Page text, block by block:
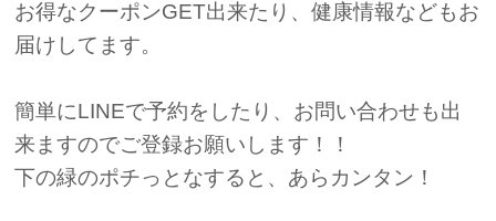
お得なクーポンGET出来たり、健康情報などもお
届けしてます。
簡単にLINEで予約をしたり、お問い合わせも出
来ますのでご登録お願いします！！
下の緑のポチっとなすると、あらカンタン！